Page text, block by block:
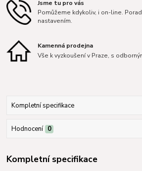
Jsme tu pro vás
Pomůžeme kdykoliv, i on-line.
nastavením.
Kamenná prodejna
Vše k vyzkoušení v Praze, s
Kompletní specifikace
Hodnocení 0
Kompletní specifikace